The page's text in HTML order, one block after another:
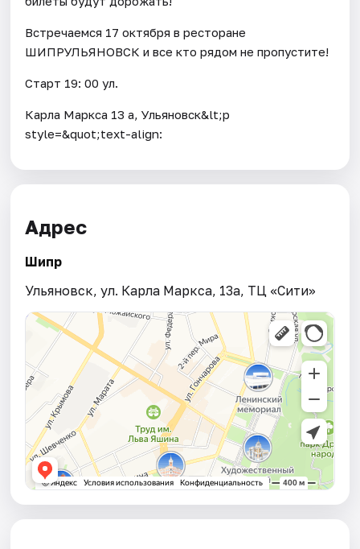
Встречаемся 17 октября в ресторане
ШИПРУЛЬЯНОВСК и все кто рядом не пропустите!
Старт 19: 00 ул.
Карла Маркса 13 а, Ульяновск&lt;p
style=&quot;text-align:
Адрес
Шипр
Ульяновск, ул. Карла Маркса, 13а, ТЦ «Сити»